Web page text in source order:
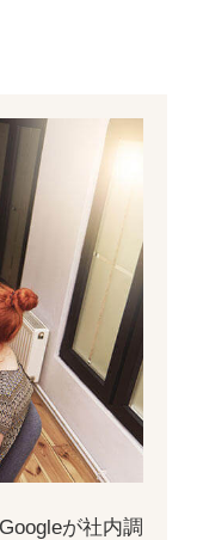
が社内調